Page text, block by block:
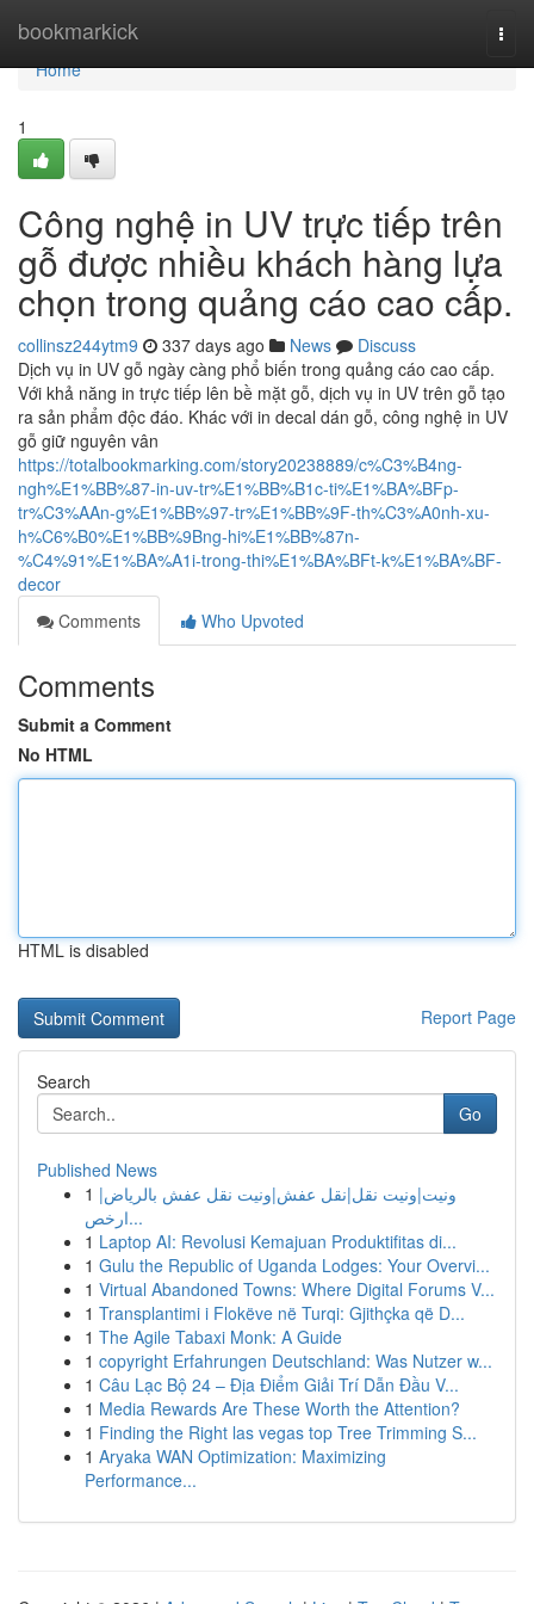
bookmarkick
Home
Home
1
Công nghệ in UV trực tiếp trên
gỗ được nhiều khách hàng lựa
chọn trong quảng cáo cao cấp.
collinsz244ytm9 337 days ago News
Discuss
Dịch vụ in UV gỗ ngày càng phổ biến trong quảng cáo cao cấp.
Với khả năng in trực tiếp lên bề mặt gỗ, dịch vụ in UV trên gỗ tạo
ra sản phẩm độc đáo. Khác với in decal dán gỗ, công nghệ in UV
gỗ giữ nguyên vân
https://totalbookmarking.com/story20238889/c%C3%B4ng-
ngh%E1%BB%87-in-uv-tr%E1%BB%B1c-ti%E1%BA%BFp-
tr%C3%AAn-g%E1%BB%97-tr%E1%BB%9F-th%C3%A0nh-xu-
h%C6%B0%E1%BB%9Bng-hi%E1%BB%87n-
%C4%91%E1%BA%A1i-trong-thi%E1%BA%BFt-k%E1%BA%BF-
decor
Comments
Who Upvoted
Comments
Submit a Comment
No HTML
HTML is disabled
Report Page
Search
Go
Published News
1 ونيت|ونيت نقل|نقل عفش|ونيت نقل عفش بالرياض|
ارخص...
1 Laptop AI: Revolusi Kemajuan Produktifitas di...
1 Gulu the Republic of Uganda Lodges: Your Overvi...
1 Virtual Abandoned Towns: Where Digital Forums V...
1 Transplantimi i Flokëve në Turqi: Gjithçka që D...
1 The Agile Tabaxi Monk: A Guide
1 copyright Erfahrungen Deutschland: Was Nutzer w...
1 Câu Lạc Bộ 24 – Địa Điểm Giải Trí Dẫn Đầu V...
1 Media Rewards Are These Worth the Attention?
1 Finding the Right las vegas top Tree Trimming S...
1 Aryaka WAN Optimization: Maximizing
Performance...